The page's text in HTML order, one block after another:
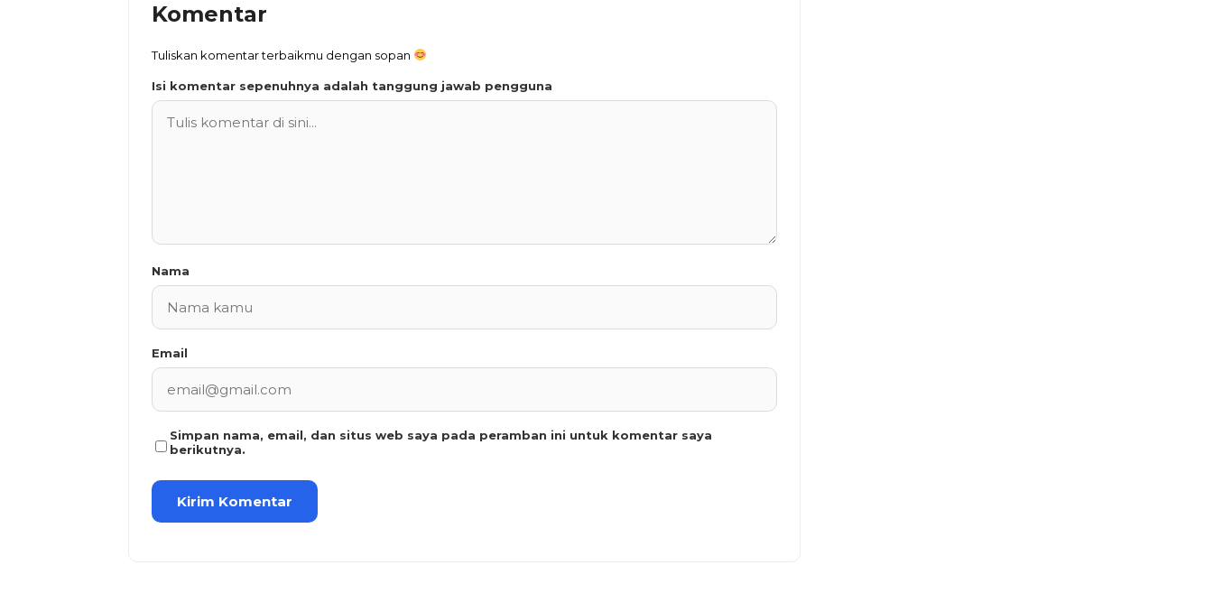
Komentar
Tuliskan komentar terbaikmu dengan sopan
Isi komentar sepenuhnya adalah tanggung jawab pengguna
Nama
Email
Simpan nama, email, dan situs web saya pada peramban ini untuk komentar saya
berikutnya.